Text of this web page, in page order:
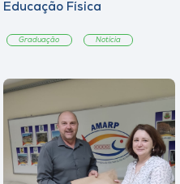
Educação Física
Graduação Notícia